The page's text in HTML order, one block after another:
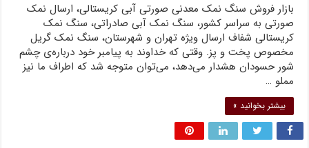
بازار فروش سنگ نمک معدنی صورتی آبی کریستالی، ارسال نمک
صورتی به سراسر کشور، سنگ نمک آبی صادراتی، سنگ نمک
کریستالی شفاف ارسال ویژه تهران و شهرستان، سنگ نمک گریل
مخصوص پخت و پز. وقتی که خداوند به پیامبر خود درباره‌ی چشم
شور حسودان هشدار می‌دهد، می‌توان متوجه شد که اطراف ما نیز
مملو …
بیشتر بخوانید »